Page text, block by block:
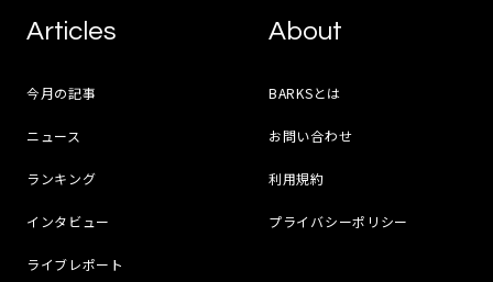
Articles
今月の記事
ニュース
ランキング
インタビュー
ライブレポート
About
BARKSとは
お問い合わせ
利用規約
プライバシーポリシー